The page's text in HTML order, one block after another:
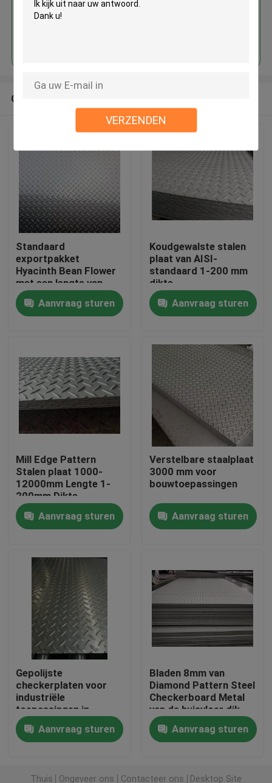
VERZENDEN
Thuis
Producten
Videos
Fabrieksreis
Kwaliteitscontrole
Contacteer ons
Vraag een offerte aan
Roestvrij staalrol
Koudgewalste Staalrol
Geadviseerde Producten
Standaard
exportpakket
Hyacinth Bean Flower
met een lengte van
1000-12000 mm
Aanvraag sturen
Koudgewalste stalen
plaat van AISI-
standaard 1-200 mm
dikte
Aanvraag sturen
Mill Edge Pattern
Stalen plaat 1000-
12000mm Lengte 1-
200mm Dikte
beschikbaar
Aanvraag sturen
Verstelbare staalplaat
3000 mm voor
bouwtoepassingen
Aanvraag sturen
Gepolijste
checkerplaten voor
industriële
toepassingen in
standaard
exportpakket
Aanvraag sturen
Bladen 8mm van
Diamond Pattern Steel
Checkerboard Metal
van de huisvloer dik
Aanvraag sturen
Thuis Ongeveer ons Contacteer ons Desktop Site